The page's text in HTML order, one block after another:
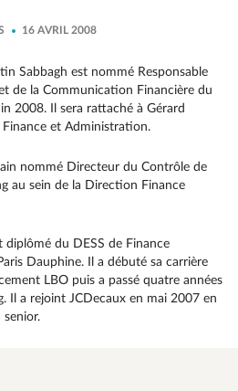
16 AVRIL 2008
Sabbagh est nommé Responsable
de la Communication Financière du
2008. Il sera rattaché à Gérard
Finance et Administration.
nommé Directeur du Contrôle de
au sein de la Direction Finance
diplômé du DESS de Finance
Dauphine. Il a débuté sa carrière
LBO puis a passé quatre années
Il a rejoint JCDecaux en mai 2007 en
senior.